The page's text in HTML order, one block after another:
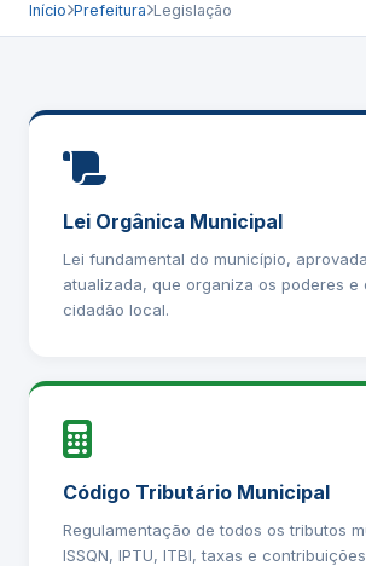
Início Prefeitura Legislação
Lei Orgânica Municipal
Lei fundamental do município,
atualizada, que organiza os poderes e
cidadão local.
Código Tributário Municipal
Regulamentação de todos os tributos
ISSQN, IPTU, ITBI, taxas e